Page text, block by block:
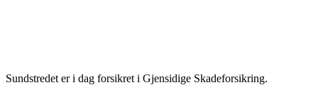
Sundstredet er i dag forsikret i Gjensidige Skadeforsikring.